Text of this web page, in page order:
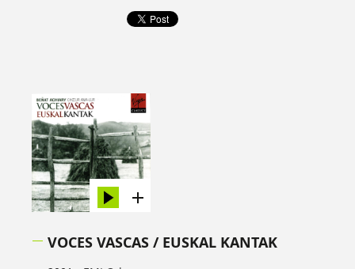
VOCES VASCAS / EUSKAL KANTAK